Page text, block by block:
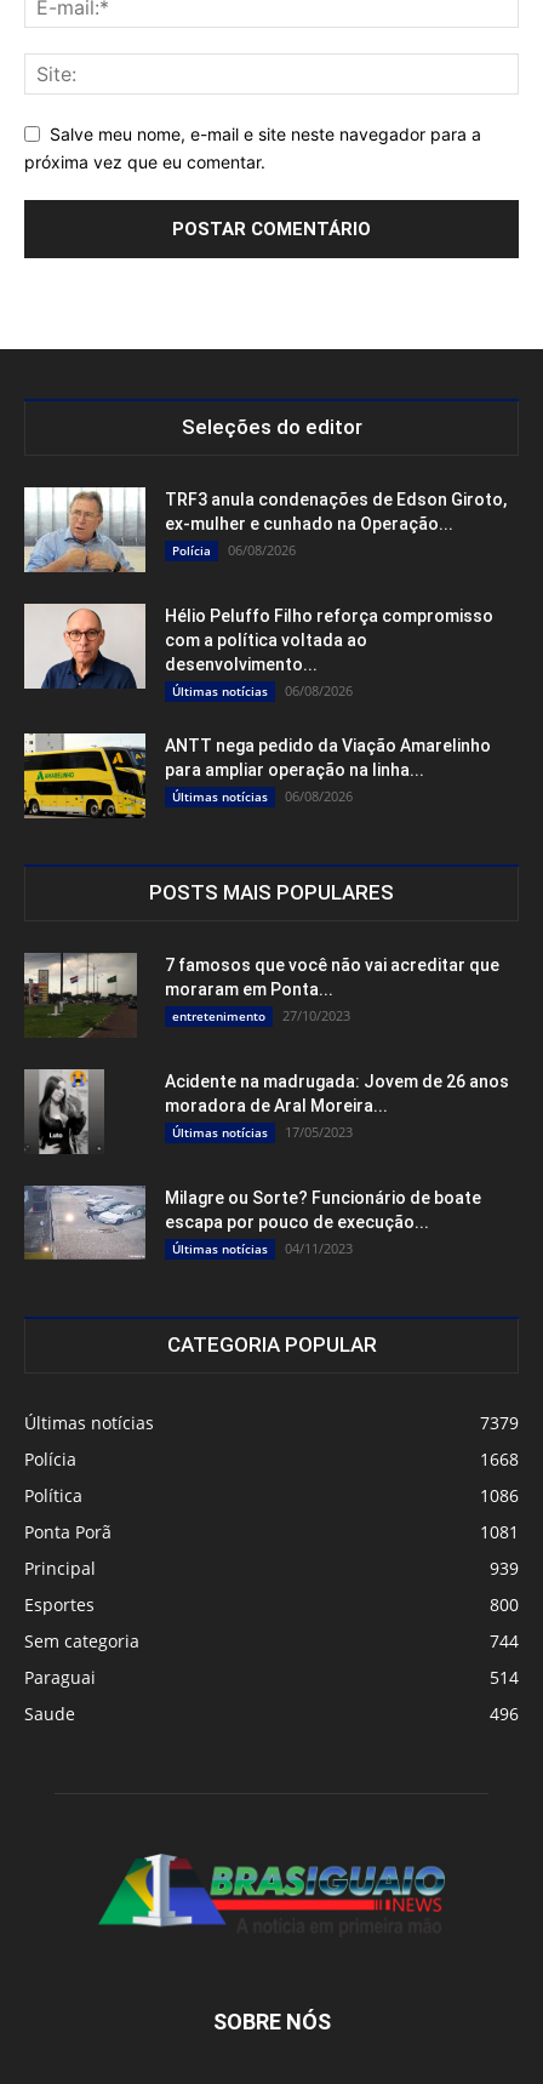
Salve meu nome, e-mail e site neste navegador para a
próxima vez que eu comentar.
Seleções do editor
TRF3 anula condenações de Edson Giroto,
ex-mulher e cunhado na Operação...
Polícia 06/08/2026
Hélio Peluffo Filho reforça compromisso
com a política voltada ao
desenvolvimento...
Últimas notícias 06/08/2026
ANTT nega pedido da Viação Amarelinho
para ampliar operação na linha...
Últimas notícias 06/08/2026
POSTS MAIS POPULARES
7 famosos que você não vai acreditar que
moraram em Ponta...
entretenimento 27/10/2023
Acidente na madrugada: Jovem de 26 anos
moradora de Aral Moreira...
Últimas notícias 17/05/2023
Milagre ou Sorte? Funcionário de boate
escapa por pouco de execução...
Últimas notícias 04/11/2023
CATEGORIA POPULAR
Últimas notícias
7379
Polícia
1668
Política
1086
Ponta Porã
1081
Principal
939
Esportes
800
Sem categoria
744
Paraguai
514
Saude
496
SOBRE NÓS